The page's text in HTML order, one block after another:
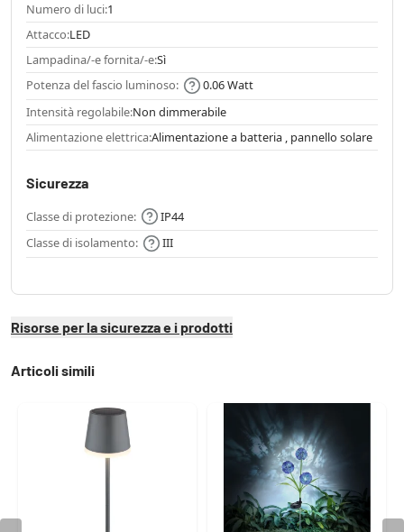
Numero di luci:1
Attacco:LED
Lampadina/-e fornita/-e:Sì
Potenza del fascio luminoso:
0.06 Watt
Intensità regolabile:Non dimmerabile
Alimentazione elettrica:Alimentazione a batteria , pannello solare
Sicurezza
Classe di protezione:
IP44
Classe di isolamento:
III
Risorse per la sicurezza e i prodotti
Articoli simili